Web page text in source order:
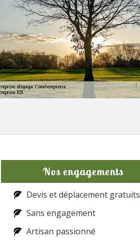
Nos engagements
Devis et déplacement gratuits
Sans engagement
Artisan passionné